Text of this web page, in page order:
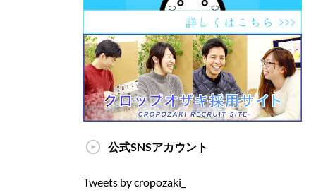
公式SNSアカウント
Tweets by cropozaki_